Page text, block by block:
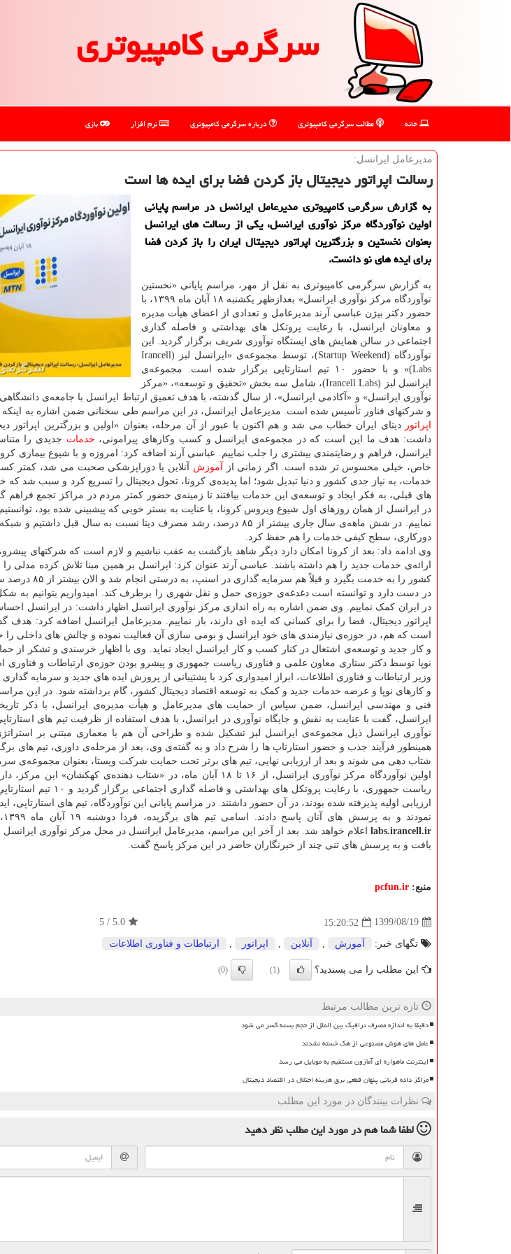
سرگرمی كامپیوتری
خانه مطالب سرگرمی كامپیوتری درباره سرگرمی كامپیوتری نرم افزار بازی
مدیرعامل ایرانسل:
رسالت اپراتور دیجیتال باز كردن فضا برای ایده ها است
به گزارش سرگرمی كامپیوتری مدیرعامل ایرانسل در مراسم پایانی
اولین نوآوردگاه مركز نوآوری ایرانسل، یكی از رسالت های ایرانسل
بعنوان نخستین و بزرگترین اپراتور دیجیتال ایران را باز كردن فضا
برای ایده های نو دانست.
به گزارش سرگرمی کامپیوتری به نقل از مهر، مراسم پایانی «نخستین
نوآوردگاه مرکز نوآوری ایرانسل» بعدازظهر یکشنبه ۱۸ آبان ماه ۱۳۹۹، با
حضور دکتر بیژن عباسی آرند مدیرعامل و تعدادی از اعضای هیأت مدیره
و معاونان ایرانسل، با رعایت پروتکل های بهداشتی و فاصله گذاری
اجتماعی در سالن همایش های ایستگاه نوآوری شریف برگزار گردید. این
نوآوردگاه (Startup Weekend)، توسط مجموعه‌ی «ایرانسل لبز (Irancell
Labs)» و با حضور ۱۰ تیم استارتاپی برگزار شده است. مجموعه‌ی
ایرانسل لبز (Irancell Labs)، شامل سه بخش «تحقیق و توسعه»، «مرکز
نوآوری ایرانسل» و «آکادمی ایرانسل»، از سال گذشته، با هدف تعمیق ارتباط ایرانسل با جامعه‌ی
و شرکتهای فناور تأسیس شده است. مدیرعامل ایرانسل، در این مراسم طی سخنانی ضمن اشاره به اینکه
اپراتور دیتای ایران خطاب می شد و هم اکنون با عبور از آن مرحله، بعنوان «اولین و بزرگترین اپراتور
داشت: هدف ما این است که در مجموعه‌ی ایرانسل و کسب وکارهای پیرامونی، خدمات جدیدی را
ایرانسل، فراهم و رضایتمندی بیشتری را جلب نماییم. عباسی آرند اضافه کرد: امروزه و با شیوع بیماری
خاص، خیلی محسوس تر شده است. اگر زمانی از
آموزش آنلاین یا دوراپزشکی صحبت می شد، کمتر
خدمات، به نیاز جدی کشور و دنیا تبدیل شود؛ اما پدیده‌ی کرونا، تحول دیجیتال را تسریع کرد و سبب شد که
های قبلی، به فکر ایجاد و توسعه‌ی این خدمات بیافتند تا زمینه‌ی حضور کمتر مردم در مراکز تجمع فراهم
در ایرانسل از همان روزهای اول شیوع ویروس کرونا، با عنایت به بستر خوبی که پیشبینی شده بود،
نماییم. در شش ماهه‌ی سال جاری بیشتر از ۸۵ درصد، رشد مصرف دیتا نسبت به سال قبل
دورکاری، سطح کیفی خدمات را هم حفظ کرد.
وی ادامه داد: بعد از کرونا امکان دارد دیگر شاهد بازگشت به عقب نباشیم و لازم است که شرکتهای
ارائه‌ی خدمات جدید را هم داشته باشند. عباسی آرند عنوان کرد: ایرانسل بر همین مبنا تلاش کرده مدلی
کشور را به خدمت
در دست دارد و توانسته است دغدغه‌ی حوزه‌ی حمل و نقل شهری را برطرف کند. امیدواریم بتوانیم به
در ایران کمک نماییم. وی ضمن اشاره به راه اندازی مرکز نوآوری ایرانسل اظهار داشت: در ایرانسل
اپراتور دیجیتال، فضا را برای کسانی که ایده ای دارند، باز نماییم. مدیرعامل ایرانسل اضافه کرد:
است که هم، در حوزه‌ی نیازمندی های خود ایرانسل و بومی سازی آن فعالیت نموده و چالش های داخلی
و کار جدید و توسعه‌ی اشتغال در کنار کسب و کار ایرانسل ایجاد نماید. وی با اظهار خرسندی و تشکر از
نوپا توسط دکتر ستاری معاون علمی و فناوری ریاست جمهوری و پیشرو بودن حوزه‌ی ارتباطات و
وزیر ارتباطات و فناوری اطلاعات، ابراز امیدواری کرد با پشتیبانی از پرورش ایده های جدید و سرمایه
و کارهای نوپا و عرضه خدمات جدید و کمک به توسعه اقتصاد دیجیتال کشور، گام برداشته شود. در این
فنی و مهندسی ایرانسل، ضمن سپاس از حمایت های مدیرعامل و هیأت مدیره‌ی ایرانسل، با ذکر
ایرانسل، گفت با عنایت به نقش و جایگاه نوآوری در ایرانسل، با هدف استفاده از ظرفیت تیم های
نوآوری ایرانسل ذیل مجموعه‌ی ایرانسل لبز تشکیل شده و طراحی آن هم با معماری مبتنی بر
همینطور فرآیند جذب و حضور استارتاپ ها را شرح داد و به گفته‌ی وی، بعد از مرحله‌ی داوری، تیم های
شتاب دهی می شوند و بعد از ارزیابی نهایی، تیم های برتر تحت حمایت شرکت ویستا، بعنوان مجموعه‌ی
اولین نوآوردگاه مرکز نوآوری ایرانسل، از ۱۶ تا ۱۸ آبان ماه، در «شتاب دهنده‌ی کهکشان» این مرکز، دارای
ریاست جمهوری، با رعایت پروتکل
ارزیابی اولیه پذیرفته شده بودند، در آن حضور داشتند. در مراسم پایانی این نوآوردگاه، تیم های
نمودند و به پرسش های آنان پاسخ دادند. اسامی تیم های برگزیده، فردا دوشنبه ۱۹ آبان ماه ۱۳۹۹، در وبسایت ایرانسل لبز به نشانی
labs.irancell.ir اعلام خواهد شد. بعد از آخر این مراسم، مدیرعامل ایرانسل در محل مرکز نوآوری
یافت و به پرسش های تنی چند از خبرنگاران حاضر در این مرکز پاسخ گفت.
منبع: pcfun.ir
1399/08/19
15:20:52
5.0
/
5
تگهای خبر: آموزش آنلاین اپراتور ارتباطات و فناوری اطلاعات
این مطلب را می پسندید؟ (1)
(0)
تازه ترین مطالب مرتبط
دقیقا به اندازه مصرف ترافیک بین الملل از حجم بسته کسر می شود
عامل های هوش مصنوعی از هک خسته نشدند
اینترنت ماهواره ای آمازون مستقیم به موبایل می رسد
مراکز داده قربانی پنهان قطعی برق هزینه اختلال در اقتصاد دیجیتال
نظرات بینندگان در مورد این مطلب
لطفا شما همدر مورد این مطلبنظر دهید